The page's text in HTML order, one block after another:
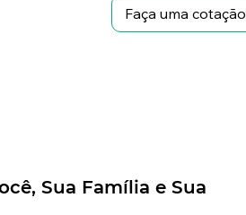
Faça uma cotação
Sua Família e Sua